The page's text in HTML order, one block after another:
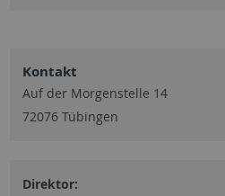
Kontakt
Auf der Morgenstelle 14
72076 Tübingen
Direktor: